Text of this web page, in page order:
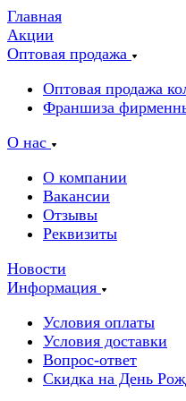
Главная
Акции
Оптовая продажа
Оптовая продажа
Франшиза
О нас
О компании
Вакансии
Отзывы
Реквизиты
Новости
Информация
Условия оплаты
Условия доставки
Вопрос-ответ
Скидка на День